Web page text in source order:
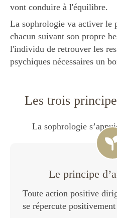
vont conduire à l'équilibre.
La sophrologie va activer le
chacun suivant son propre
l'individu de retrouver les
psychiques nécessaires un
Les trois
La sophrologie
Le principe
Toute action positive
se répercute